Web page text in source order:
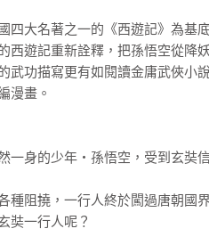
四大名著之一的《西遊記》為基
西遊記重新詮釋，把孫悟空從降
武功描寫更有如閱讀金庸武俠小
漫畫。
一身的少年‧孫悟空，受到玄奘
種阻撓，一行人終於闖過唐朝國
奘一行人呢？